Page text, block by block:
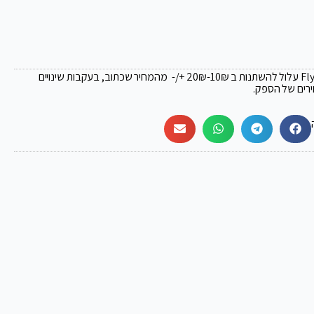
₪
-10₪ +/- מהמחיר שכתוב, בעקבות שינויים
של הספק.